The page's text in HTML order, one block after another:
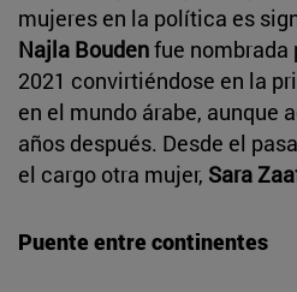
mujeres en la política es
Najla Boudenfue nombrada
2021 convirtiéndose en la
en el mundo árabe, aunque
años después. Desde el
el cargo otra mujer, Sara
Puente entre continentes